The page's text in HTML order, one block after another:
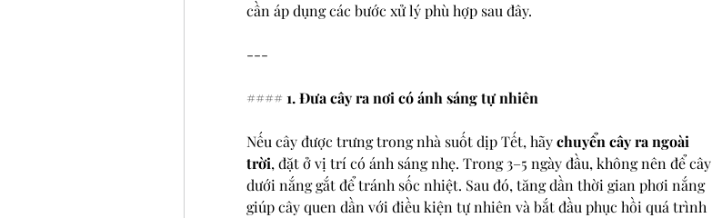
cần áp dụng các bước xử lý phù hợp sau đây.
---
#### 1. Đưa cây ra nơi có ánh sáng tự nhiên
Nếu cây được trưng trong nhà suốt dịp Tết, hãy chuyển cây ra ngoài
trời, đặt ở vị trí có ánh sáng nhẹ. Trong 3–5 ngày đầu, không nên để cây
dưới nắng gắt để tránh sốc nhiệt. Sau đó, tăng dần thời gian phơi nắng
giúp cây quen dần với điều kiện tự nhiên và bắt đầu phục hồi quá trình